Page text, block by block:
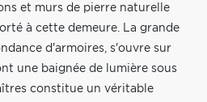
et murs de pierre naturelle
à cette demeure. La grande
d'armoires, s'ouvre sur
une baignée de lumière sous
constitue un véritable